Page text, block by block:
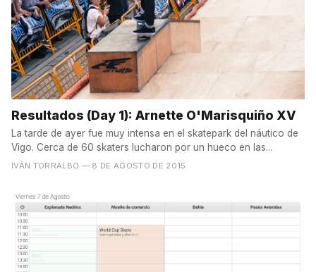
Resultados (Day 1): Arnette O'Marisquiño XV
La tarde de ayer fue muy intensa en el skatepark del náutico de
Vigo. Cerca de 60 skaters lucharon por un hueco en las...
IVÁN TORRALBO — 8 DE AGOSTO DE 2015